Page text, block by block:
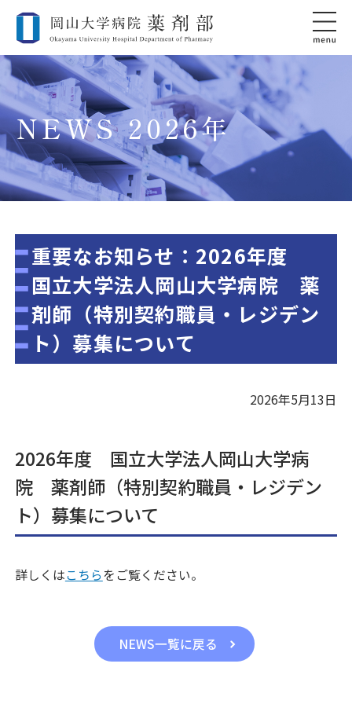
NEWS 2026年
重要なお知らせ：2026年度
国立大学法人岡山大学病院 薬
剤師（特別契約職員・レジデン
ト）募集について
2026年5月13日
2026年度 国立大学法人岡山大学病
院 薬剤師（特別契約職員・レジデン
ト）募集について
詳しくはこちらをご覧ください。
NEWS一覧に戻る